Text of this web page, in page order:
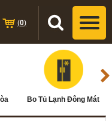
(0)
Bo Tủ Lạnh Đông Mát